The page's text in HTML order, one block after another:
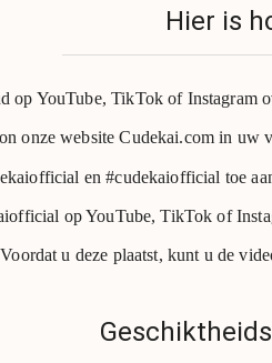
Hier is
op YouTube, TikTok of Instagram
onze website Cudekai.com in uw
en #cudekaiofficial toe
op YouTube, TikTok of
u deze plaatst, kunt u de